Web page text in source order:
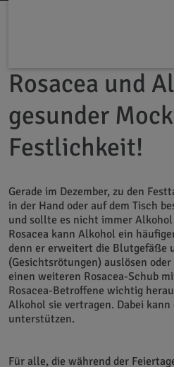
Rosacea und
gesunder
Festlichkeit!
Gerade im Dezember, zu den
in der Hand oder auf dem Tisch
und sollte es nicht immer
Rosacea kann Alkohol ein
denn er erweitert die Blutgefäße
(Gesichtsrötungen) auslösen
einen weiteren Rosacea-Schub
Rosacea-Betroffene wichtig
Alkohol sie vertragen. Dabei kann
unterstützen.
Für alle, die während der